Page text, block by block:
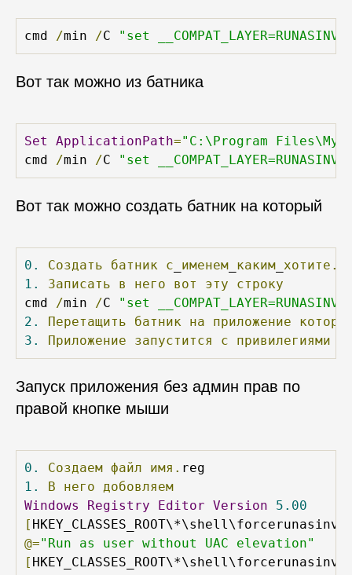
cmd /min /C "set
Вот так можно из батника
Set ApplicationPath="C:\Program
cmd
/min /C "set
Вот так можно создать батник на который
0. Создать батник с именем каким хотите.
1.
Записать в него вот эту
строку
cmd
/min /C
"set
2.
Перетащить батник на приложение
3.
Приложение запустится с привилегиями
Запуск приложения без админ прав по
правой кнопке мыши
0. Создаем файл имя.
1.
В него
добовляем
Windows
Registry Editor Version
5.00
[
@="Run as user without UAC elevation"
[